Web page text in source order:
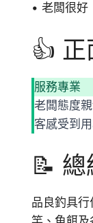
• 老闆很好
👍 正
服務專業
老闆態度
客感受到
📝
品良釣具